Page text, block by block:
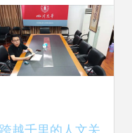
跨越千里的人文关